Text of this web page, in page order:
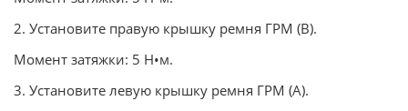
2. Установите правую крышку ремня ГРМ (В).
Момент затяжки: 5 Н•м.
3. Установите левую крышку ремня ГРМ (А).